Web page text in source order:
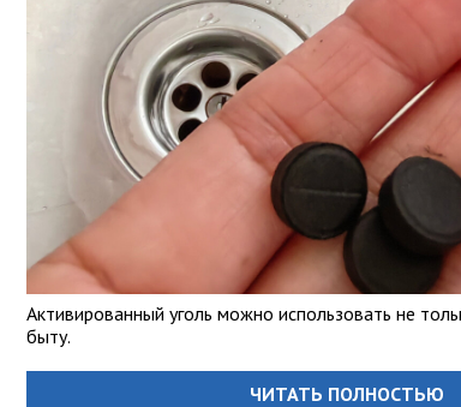
Активированный уголь можно использовать не
быту.
ЧИТАТЬ ПОЛНОСТЬЮ